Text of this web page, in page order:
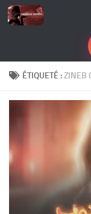
Skip to content
ÉTIQUETÉ :ZINEB